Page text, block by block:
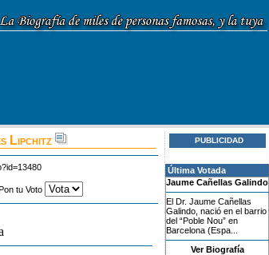
Lipchitz
tu Voto
PUBLICIDAD
Última Votada
Jaume Cañellas Galindo
El Dr. Jaume Cañellas
Galindo, nació en el barrio
del “Poble Nou” en
Barcelona (Espa...
Ver Biografía